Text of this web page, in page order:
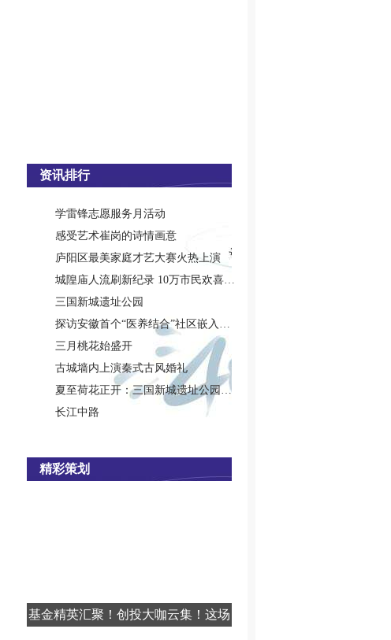
资讯排行
学雷锋志愿服务月活动
感受艺术崔岗的诗情画意
庐阳区最美家庭才艺大赛火热上演
城隍庙人流刷新纪录 10万市民欢喜闹元宵
三国新城遗址公园
探访安徽首个“医养结合”社区嵌入式养老院
三月桃花始盛开
古城墙内上演秦式古风婚礼
夏至荷花正开：三国新城遗址公园新荷盛放
长江中路
精彩策划
基金精英汇聚！创投大咖云集！这场